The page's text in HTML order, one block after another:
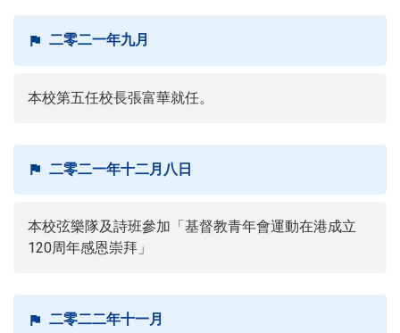
二零二一年九月
本校第五任校長張富華就任。
二零二一年十二月八日
本校弦樂隊及詩班參加「基督教青年會運動在港成立
120周年感恩崇拜」
二零二二年十一月